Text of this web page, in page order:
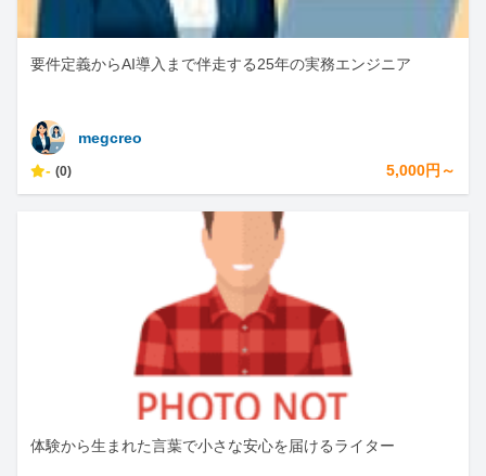
要件定義からAI導入まで伴走する25年の実務エンジニア
megcreo
- (0) 5,000円～
体験から生まれた言葉で小さな安心を届けるライター